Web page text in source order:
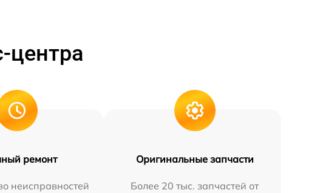
центра
ремонт
неисправностей
Оригинальные запчасти
Более 20 тыс. запчастей от